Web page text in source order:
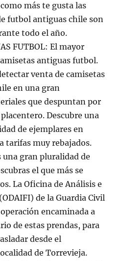
más te gusta las
futbol antiguas chile son
todo el año.
FUTBOL: El mayor
antiguas futbol.
venta de camisetas
en una gran
que despuntan por
Descubre una
de ejemplares en
tarifas muy rebajados.
una gran pluralidad de
el que más se
La Oficina de Análisis e
de la Guardia Civil
encaminada a
de estas prendas, para
desde el
de Torrevieja.